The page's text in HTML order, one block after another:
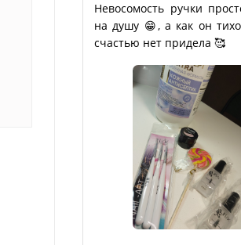
Невосомость ручки
на душу 😁, а как он тихо
счастью нет придела 🥰